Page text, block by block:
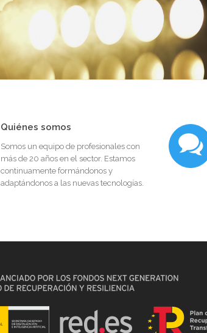
Quiénes somos
Somos un equipo de profesionales con
más de 20 años en el sector. Estamos
continuamente formándonos y
adaptándonos a las nuevas tecnologías.